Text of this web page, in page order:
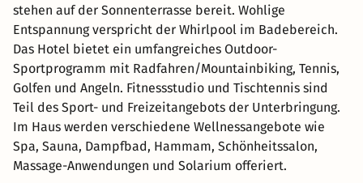
stehen auf der Sonnenterrasse bereit. Wohlige
Entspannung verspricht der Whirlpool im Badebereich.
Das Hotel bietet ein umfangreiches Outdoor-
Sportprogramm mit Radfahren/Mountainbiking, Tennis,
Golfen und Angeln. Fitnessstudio und Tischtennis sind
Teil des Sport- und Freizeitangebots der Unterbringung.
Im Haus werden verschiedene Wellnessangebote wie
Spa, Sauna, Dampfbad, Hammam, Schönheitssalon,
Massage-Anwendungen und Solarium offeriert.